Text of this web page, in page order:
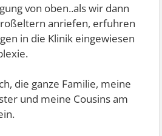
von oben..als wir dann
anriefen, erfuhren
in die Klinik eingewiesen
die ganze Familie, meine
und meine Cousins am